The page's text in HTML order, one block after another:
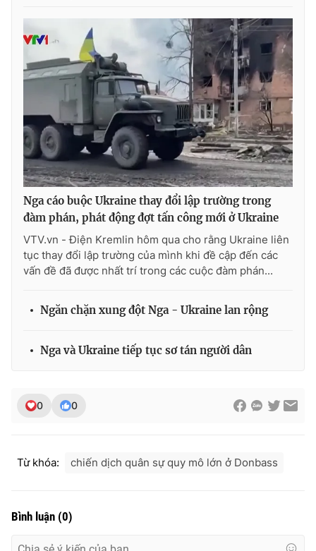
Nga cáo buộc Ukraine thay đổi lập trường trong
đàm phán, phát động đợt tấn công mới ở Ukraine
VTV.vn - Điện Kremlin hôm qua cho rằng Ukraine liên
tục thay đổi lập trường của mình khi đề cập đến các
vấn đề đã được nhất trí trong các cuộc đàm phán...
Ngăn chặn xung đột Nga - Ukraine lan rộng
Nga và Ukraine tiếp tục sơ tán người dân
0 0
Từ khóa: chiến dịch quân sự quy mô lớn ở Donbass
Bình luận (0)